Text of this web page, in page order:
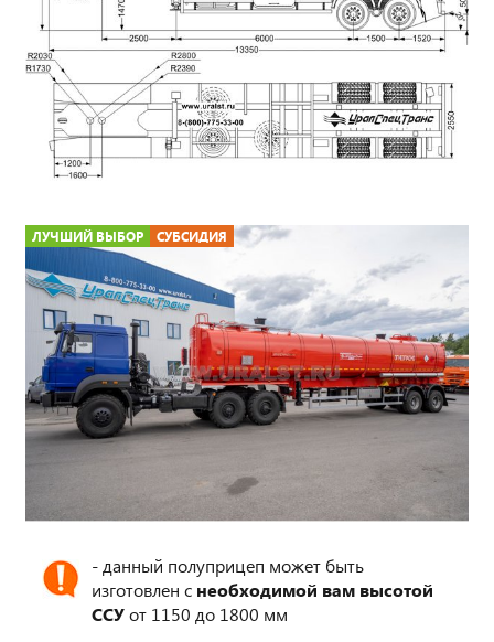
ЛУЧШИЙ ВЫБОР СУБСИДИЯ
- данный полуприцеп может быть
изготовлен с необходимой вам высотой
ССУот 1150 до 1800 мм